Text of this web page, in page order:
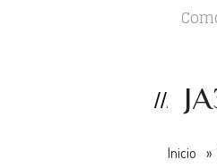
Inicio »